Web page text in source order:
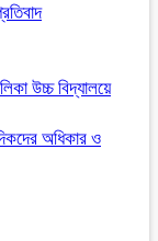
উচ্চ বিদ্যালয়ে
অধিকার ও